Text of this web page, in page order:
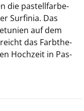
die pas­tell­far­be­
Sur­fi­nia. Das
auf dem
das Farb­the­
Hoch­zeit in Pas­